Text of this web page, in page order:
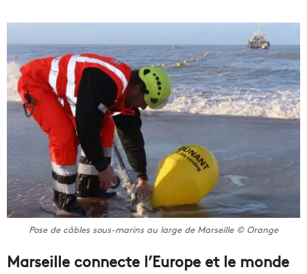
Pose de câbles sous-marins au large de Marseille © Orange
Marseille connecte l’Europe et le monde